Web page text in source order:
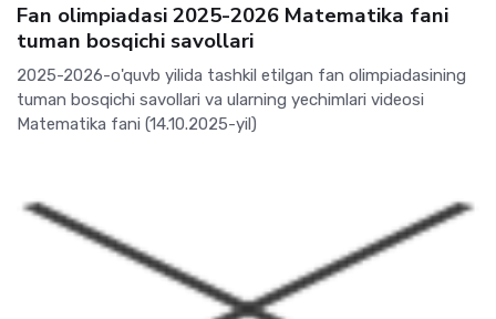
Fan olimpiadasi 2025-2026 Matematika fani
tuman bosqichi savollari
2025-2026-o'quvb yilida tashkil etilgan fan olimpiadasining
tuman bosqichi savollari va ularning yechimlari videosi
Matematika fani (14.10.2025-yil)